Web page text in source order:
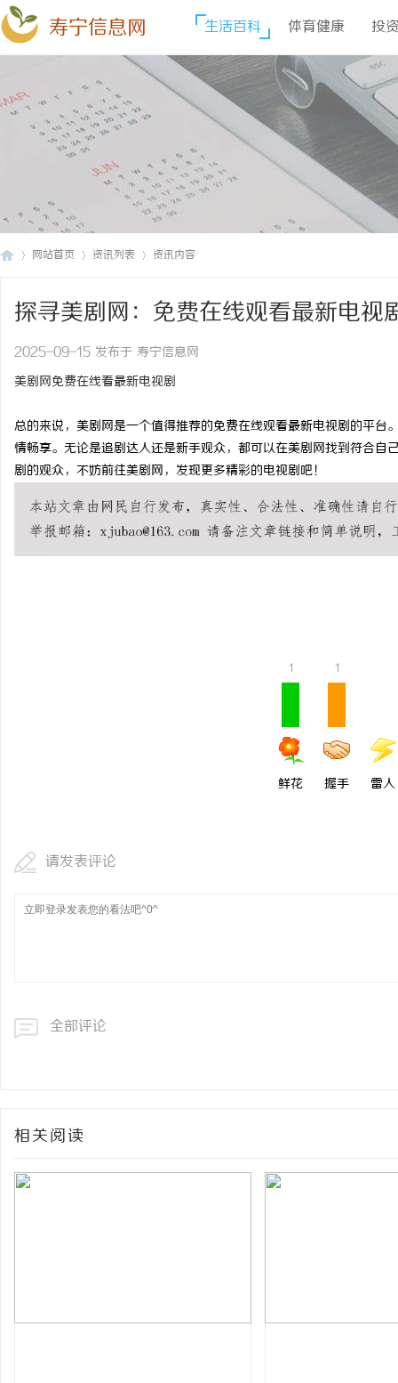
寿宁信息网 生活百科 体育健康 投
网站首页 资讯列表 资讯内容
探寻美剧网：免费在线观看最新电视
2025-09-15 发布于 寿宁信息网
美剧网免费在线看最新电视剧
总的来说，美剧网是一个值得推荐的免费在线观看最新电视剧的平
情畅享。无论是追剧达人还是新手观众，都可以在美剧网找到符合
剧的观众，不妨前往美剧网，发现更多精彩的电视剧吧！
1
鲜花
1
握手 雷人
请发表评论
全部评论
相关阅读